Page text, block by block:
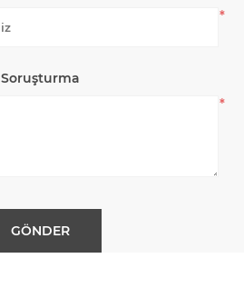
*
Soruşturma
*